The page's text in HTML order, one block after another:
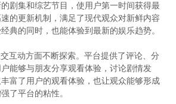
剧集和综艺节目，使用户第一时间获得最
的更新机制，满足了现代观众对新鲜内容
典的同时，也能体验到最新的娱乐趋势。
互动方面不断探索。平台提供了评论、分
能够与朋友分享观看体验，讨论剧情发
富了用户的观看体验，也让观众能够形成
了平台的粘性。